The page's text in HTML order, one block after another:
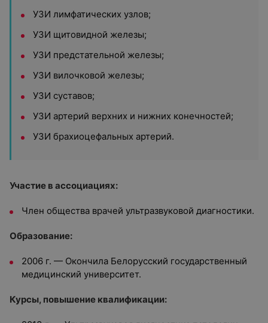
УЗИ лимфатических узлов;
УЗИ щитовидной железы;
УЗИ предстательной железы;
УЗИ вилочковой железы;
УЗИ суставов;
УЗИ артерий верхних и нижних конечностей;
УЗИ брахиоцефальных артерий.
Участие в ассоциациях:
Член общества врачей ультразвуковой диагностики.
Образование:
2006 г. — Окончила Белорусский государственный
медицинский университет.
Курсы, повышение квалификации: